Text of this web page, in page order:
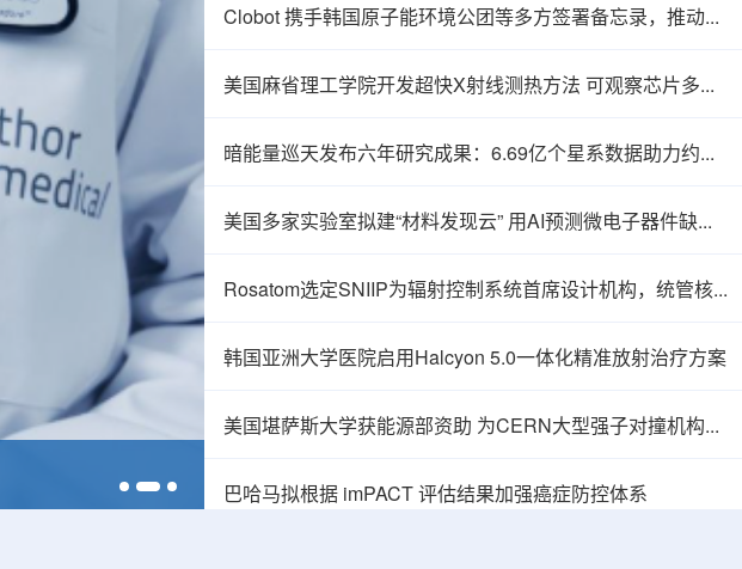
Clobot 携手韩国原子能环境公团等多方签署备忘录，推动放射性废物安全管理多机型机器人示范
美国麻省理工学院开发超快X射线测热方法 可观察芯片多层结构热传递
暗能量巡天发布六年研究成果：6.69亿个星系数据助力约束宇宙加速膨胀
美国多家实验室拟建“材料发现云” 用AI预测微电子器件缺陷影响
Rosatom选定SNIIP为辐射控制系统首席设计机构，统管核设施放射仪表标准化与进口替代保障
韩国亚洲大学医院启用Halcyon 5.0一体化精准放射治疗方案
美国堪萨斯大学获能源部资助 为CERN大型强子对撞机构建新一代探测器
巴哈马拟根据 imPACT 评估结果加强癌症防控体系